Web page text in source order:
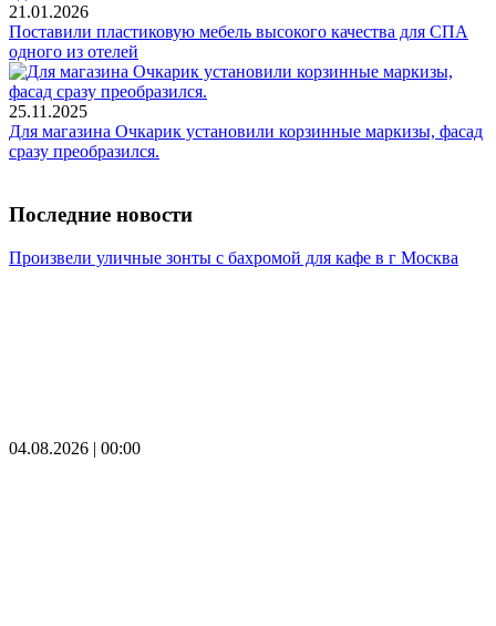
21.01.2026
Поставили пластиковую мебель высокого качества для СПА
одного из отелей
25.11.2025
Для магазина Очкарик установили корзинные маркизы, фасад
сразу преобразился.
Последние новости
Произвели уличные зонты с бахромой для кафе в г Москва
04.08.2026 | 00:00